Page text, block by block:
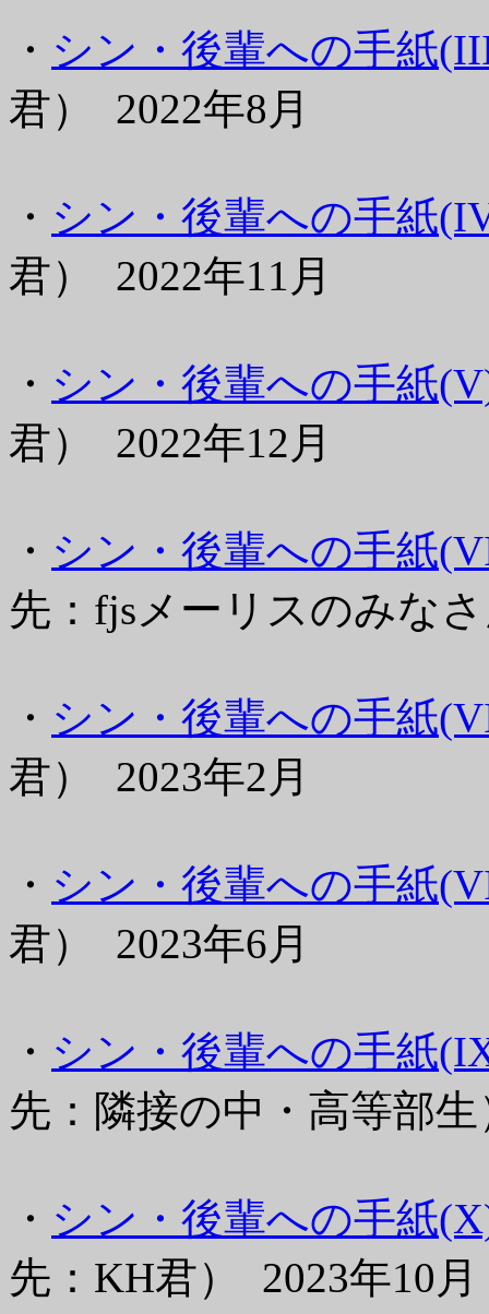
・ シン・後輩への手紙
君） 2022年8月
・ シン・後輩への手紙
君） 2022年11月
・ シン・後輩への手紙
君） 2022年12月
・ シン・後輩への手紙
先：fjsメーリスのみな
・ シン・後輩への手紙
君） 2023年2月
・ シン・後輩への手紙
君） 2023年6月
・ シン・後輩への手紙
先：隣接の中・高等部
・ シン・後輩への手紙
先：KH君） 2023年10月